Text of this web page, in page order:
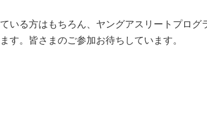
いる方はもちろん、ヤングアスリートプログ
す。皆さまのご参加お待ちしています。